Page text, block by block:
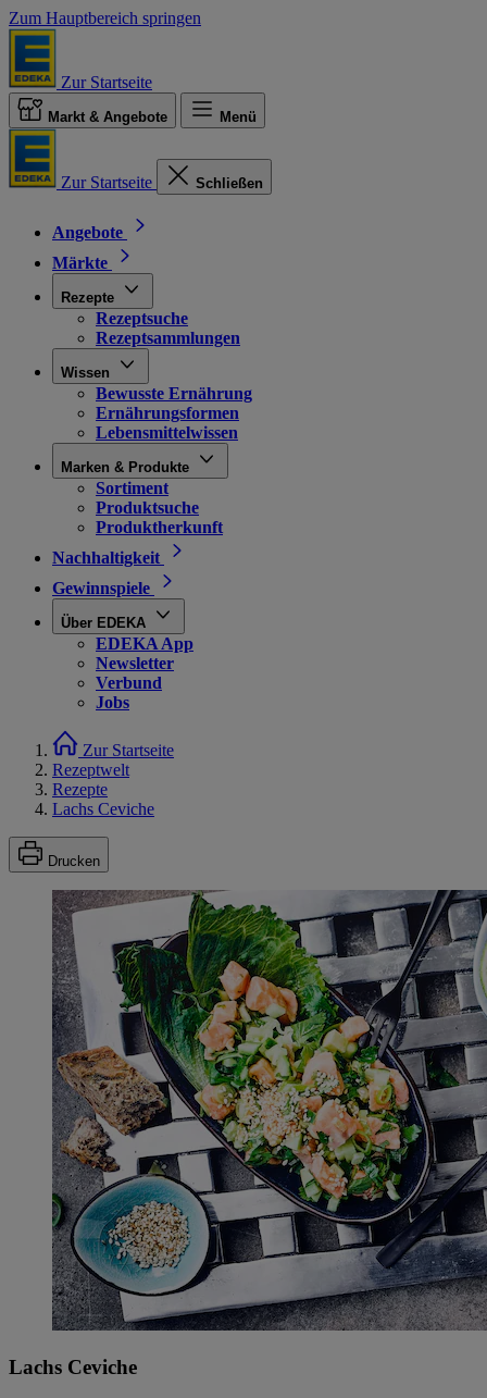
Zum Hauptbereich springen
Zur Startseite
Markt & Angebote Menü
Zur Startseite Schließen
Angebote
Märkte
Rezepte
Rezeptsuche
Rezeptsammlungen
Wissen
Bewusste Ernährung
Ernährungsformen
Lebensmittelwissen
Marken & Produkte
Sortiment
Produktsuche
Produktherkunft
Nachhaltigkeit
Gewinnspiele
Über EDEKA
EDEKA App
Newsletter
Verbund
Jobs
Zur Startseite
Rezeptwelt
Rezepte
Lachs Ceviche
Drucken
Lachs Ceviche